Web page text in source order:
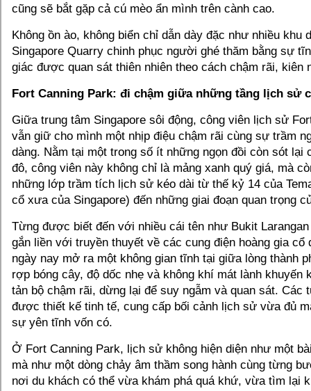
cũng sẽ bắt gặp cả cú mèo ẩn mình trên cành cao.
Không ồn ào, không biển chỉ dẫn dày đặc như nhiều khu
Singapore Quarry chinh phục người ghé thăm bằng sự
giác được quan sát thiên nhiên theo cách chậm rãi, kiên
Fort Canning Park: đi chậm giữa những tầng lịch sử
Giữa trung tâm Singapore sôi động, công viên lịch sử
vẫn giữ cho mình một nhịp điệu chậm rãi cùng sự trầm
dàng. Nằm tại một trong số ít những ngọn đồi còn sót lại
đô, công viên này không chỉ là mảng xanh quý giá, mà
những lớp trầm tích lịch sử kéo dài từ thế kỷ 14 của
cổ xưa của Singapore) đến những giai đoạn quan trọng
Từng được biết đến với nhiều cái tên như Bukit
gắn liền với truyền thuyết về các cung điện hoàng gia cổ
ngày nay mở ra một không gian tĩnh tại giữa lòng thành
rợp bóng cây, độ dốc nhẹ và không khí mát lành khuyến
tản bộ chậm rãi, dừng lại để suy ngẫm và quan sát. Các
được thiết kế tinh tế, cung cấp bối cảnh lịch sử vừa đủ
sự yên tĩnh vốn có.
Ở Fort Canning Park, lịch sử không hiện diện như một
mà như một dòng chảy âm thầm song hành cùng từng
nơi du khách có thể vừa khám phá quá khứ, vừa tìm lại